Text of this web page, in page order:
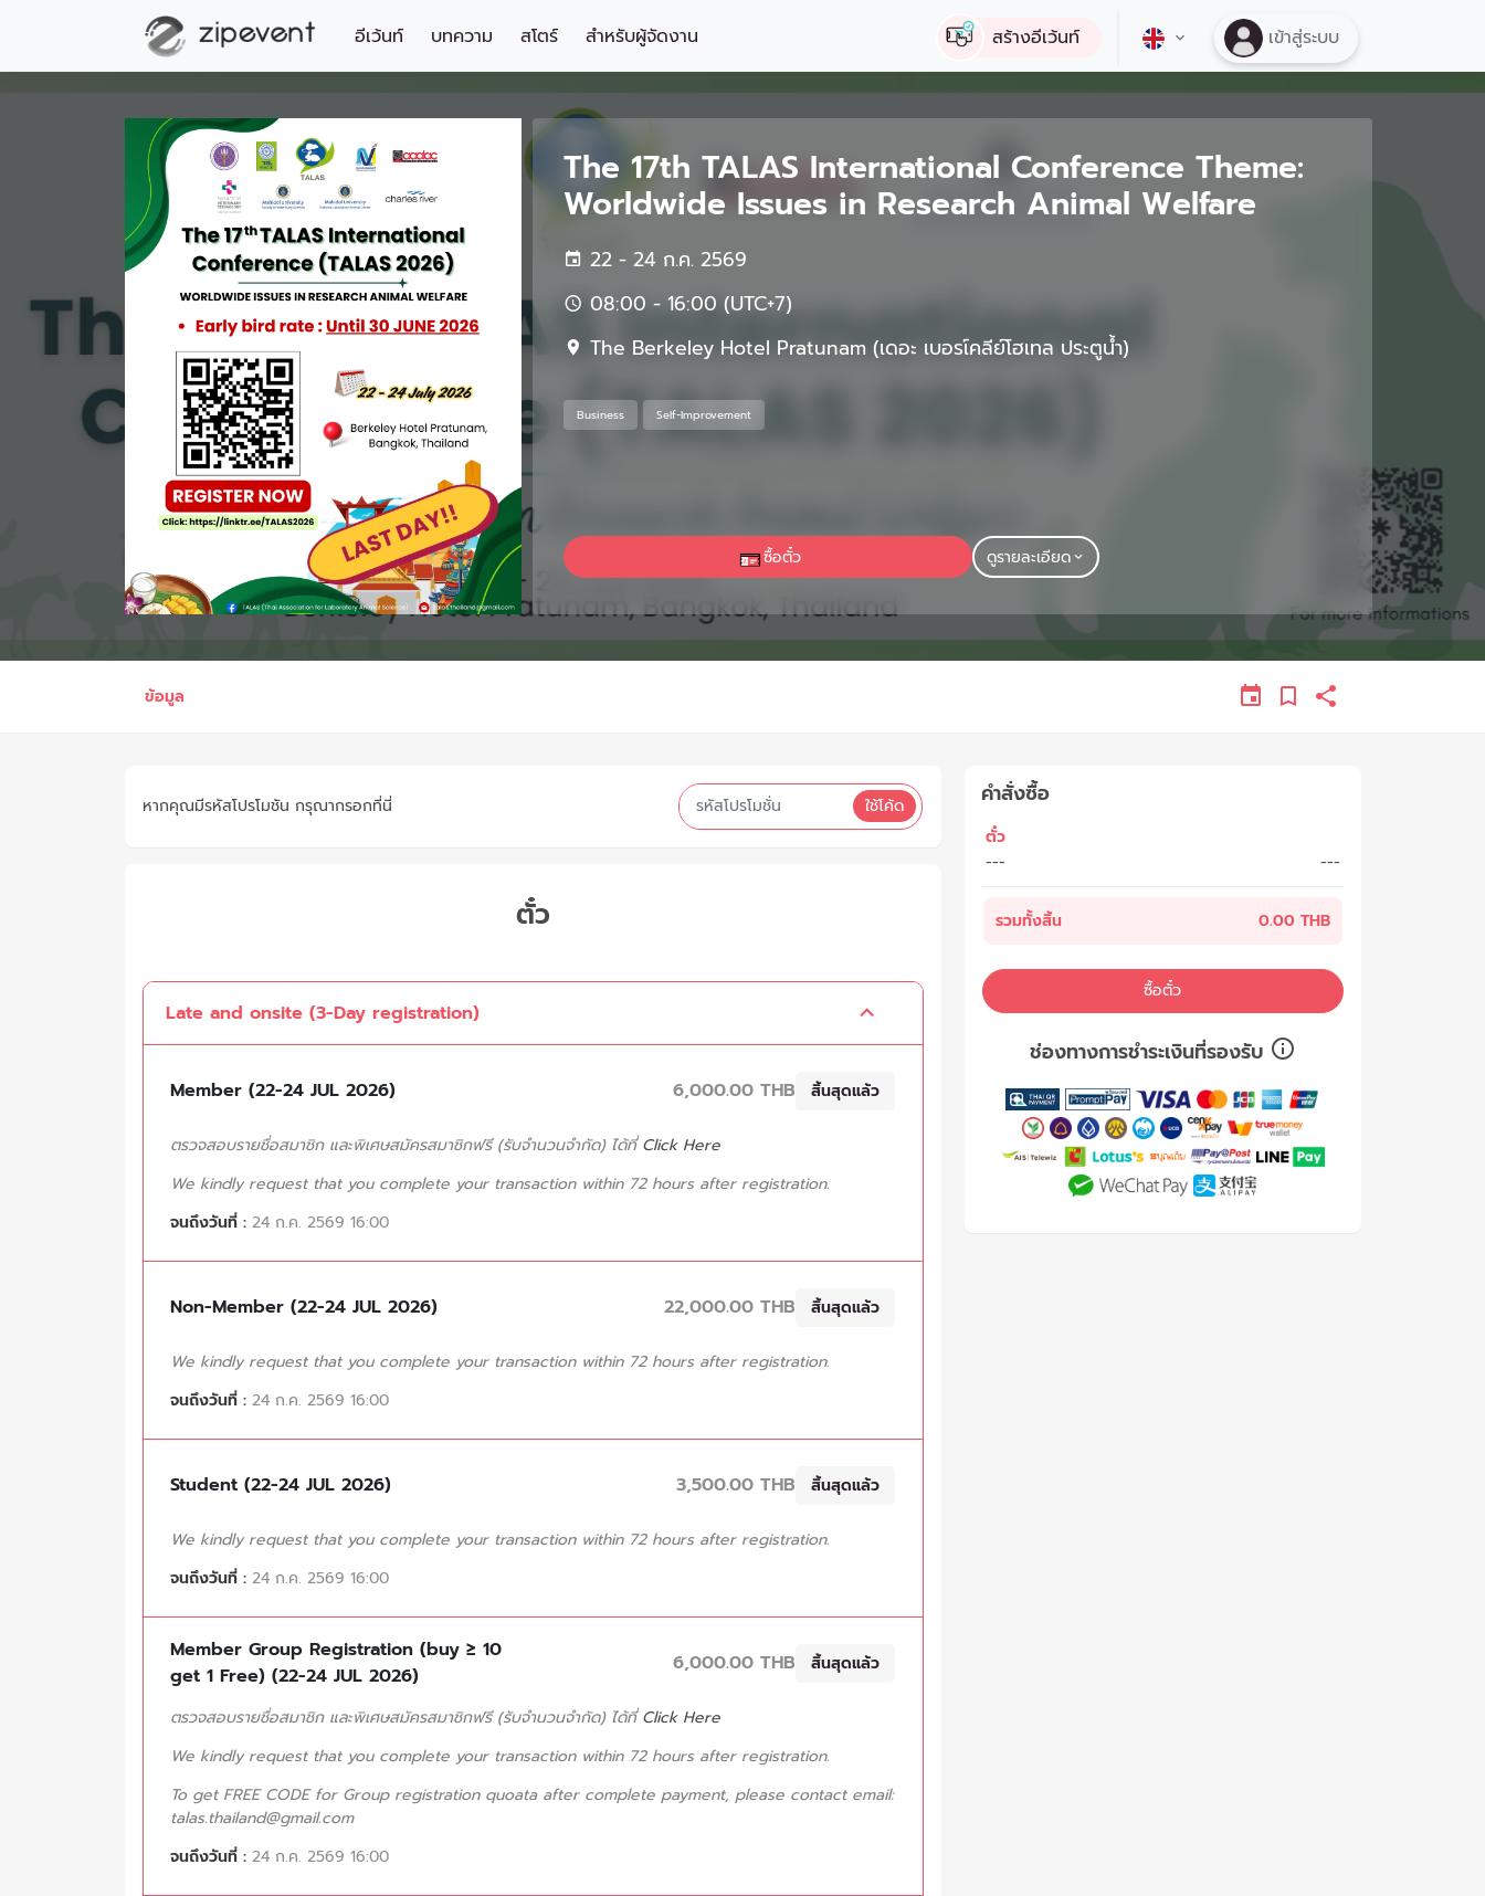
อีเว้นท์ บทความ สโตร์ สำหรับผู้จัดงาน สร้างอีเว้นท์ เข้าสู่ระบบ
The 17th TALAS International Conference Theme:
Worldwide Issues in Research Animal Welfare
22 - 24 ก.ค. 2569
08:00 - 16:00 (UTC+7)
The Berkeley Hotel Pratunam (เดอะ เบอรเ์คลีย์โฮเทล ประตูน้ำ)
Business Self-Improvement
ซื้อตั๋ว ดูรายละเอียด
ข้อมูล
หากคุณมีรหัสโปรโมชัน กรุณากรอกที่นี่ ใช้โค้ด
ตั๋ว
Late and onsite (3-Day registration)
Member (22-24 JUL 2026) 6,000.00 THB สิ้นสุดแล้ว
ตรวจสอบรายชื่อสมาชิก และพิเศษสมัครสมาชิกฟรี (รับจำนวนจำกัด) ได้ที่Click Here
We kindly request that you complete your transaction within 72 hours after registration.
จนถึงวันที่ : 24 ก.ค. 2569 16:00
Non-Member (22-24 JUL 2026) 22,000.00 THB สิ้นสุดแล้ว
We kindly request that you complete your transaction within 72 hours after registration.
จนถึงวันที่ : 24 ก.ค. 2569 16:00
Student (22-24 JUL 2026) 3,500.00 THB สิ้นสุดแล้ว
We kindly request that you complete your transaction within 72 hours after registration.
จนถึงวันที่ : 24 ก.ค. 2569 16:00
Member Group Registration (buy ≥ 10
get 1 Free) (22-24 JUL 2026)
6,000.00 THB สิ้นสุดแล้ว
ตรวจสอบรายชื่อสมาชิก และพิเศษสมัครสมาชิกฟรี (รับจำนวนจำกัด) ได้ที่Click Here
We kindly request that you complete your transaction within 72 hours after registration.
To get FREE CODE for Group registration quoata after complete payment, please contact email:
talas.thailand@gmail.com
จนถึงวันที่ : 24 ก.ค. 2569 16:00
คำสั่งซื้อ
ตั๋ว
---
---
รวมทั้งสิ้น 0.00 THB
ซื้อตั๋ว
ช่องทางการชำระเงินที่รองรับ